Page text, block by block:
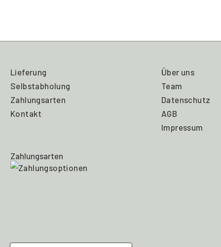
Lieferung
Selbstabholung
Zahlungsarten
Kontakt
Über uns
Team
Datenschutz
AGB
Impressum
Zahlungsarten